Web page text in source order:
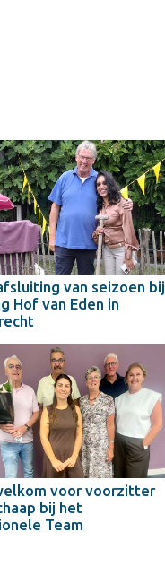
van seizoen bij
Hof van Eden in
voor voorzitter
bij het
Team